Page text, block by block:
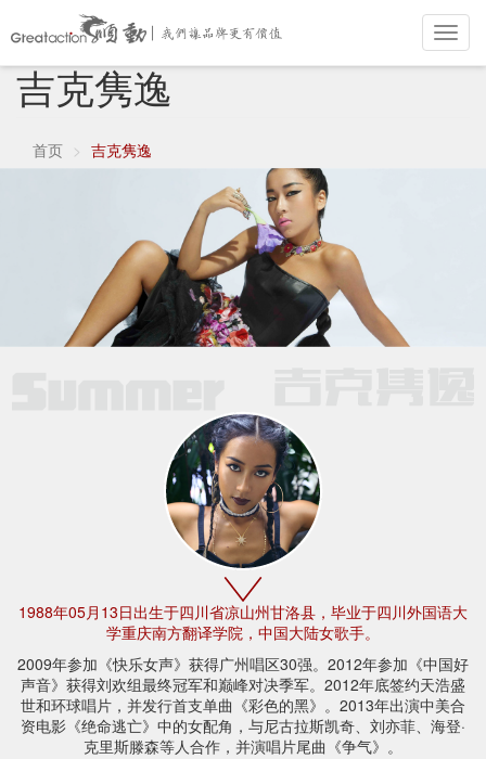
吉克隽逸
首页 吉克隽逸
1988年05月13日出生于四川省凉山州甘洛县，毕业于四川外国语大
学重庆南方翻译学院，中国大陆女歌手。
2009年参加《快乐女声》获得广州唱区30强。2012年参加《中国好
声音》获得刘欢组最终冠军和巅峰对决季军。2012年底签约天浩盛
世和环球唱片，并发行首支单曲《彩色的黑》。2013年出演中美合
资电影《绝命逃亡》中的女配角，与尼古拉斯凯奇、刘亦菲、海登·
克里斯滕森等人合作，并演唱片尾曲《争气》。